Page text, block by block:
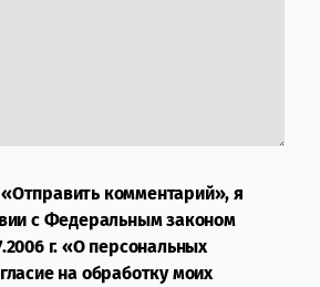
комментарий», я
с Федеральным законом
г. «О персональных
на обработку моих